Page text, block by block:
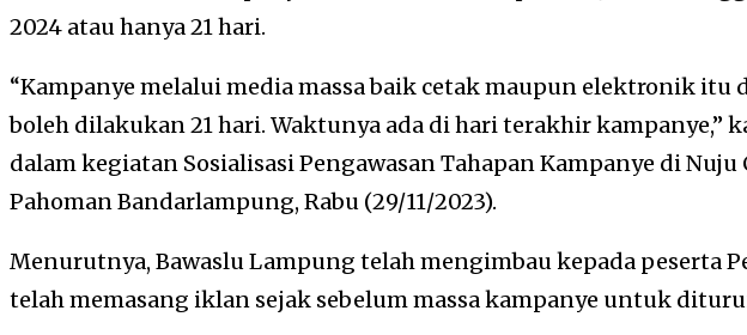
2024 atau hanya 21 hari.
“Kampanye melalui media massa baik cetak maupun elektronik itu
boleh dilakukan 21 hari. Waktunya ada di hari terakhir kampanye,”
dalam kegiatan Sosialisasi Pengawasan Tahapan Kampanye di Nuju
Pahoman Bandarlampung, Rabu (29/11/2023).
Menurutnya, Bawaslu Lampung telah mengimbau kepada peserta
telah memasang iklan sejak sebelum massa kampanye untuk